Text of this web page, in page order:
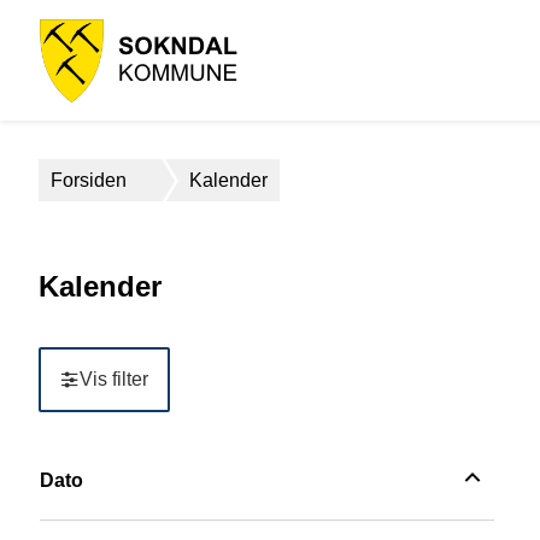
Sokndal
kommune
Du
erForsiden Kalender
Kalender
Vis filter
Filter
Dato